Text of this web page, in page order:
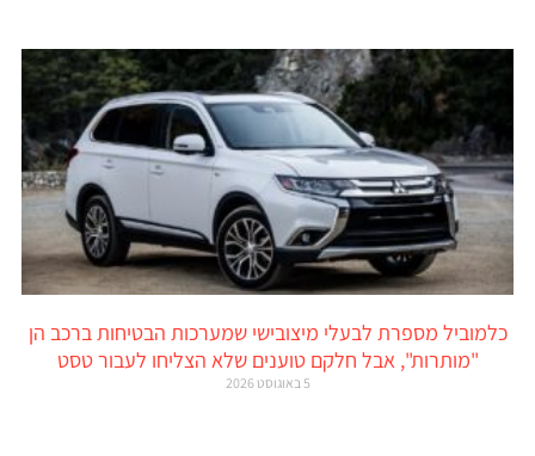
כלמוביל מספרת לבעלי מיצובישי שמערכות הבטיחות ברכב הן
"מותרות", אבל חלקם טוענים שלא הצליחו לעבור טסט
5 באוגוסט 2026